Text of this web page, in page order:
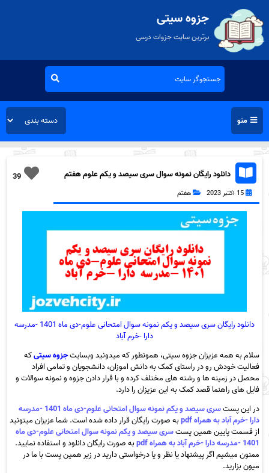
جزوه سیتی
برترین سایت جزوات درسی
منو
39
دانلود رایگان نمونه سوال سری سیصد و یکم علوم هفتم
15 اکتبر 2023 هفتم
دانلود رایگان سری سیصد و یکم نمونه سوال امتحانی علوم-دی ماه 1401 -مدرسه
دارا -خرم آباد
سلام به همه عزیزان جزوه سیتی، همونطور که میدونید وبسایتجزوه سیتیکه
فعالیت خودش رو در راستای کمک به دانش اموزان، دانشجویان و تمامی افراد
محصل در زمینه ها و رشته های مختلف کرده و با قرار دادن جزوه و نمونه سوالات و
فایل های راهنما قصد کمک به این عزیزان را دارد.
در این پست
سری سیصد و یکم نمونه سوال امتحانی علوم-دی ماه 1401 -مدرسه
دارا -خرم آباد به همراه pdf
به صورت رایگان قرار داده شده است. شما عزیزان میتونید
از قسمت پایین همین پستسری سیصد و یکم نمونه سوال امتحانی علوم-دی ماه
1401 -مدرسه دارا -خرم آباد به همراه pdf
به صورت رایگان دانلود و استفاده نمایید.
ممنون میشیم اگر پیشنهاد یا نظر و یا درخواستی دارید در زیر همین پست با ما در
میون بزارید.